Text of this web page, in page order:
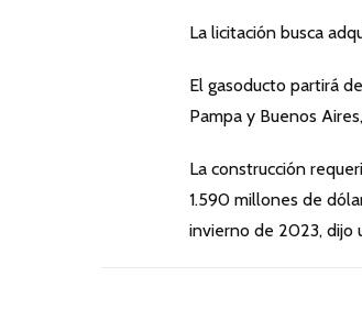
La licitación busca
El gasoducto partirá
Pampa y Buenos
La construcción
1.590 millones de
invierno de 2023, dijo